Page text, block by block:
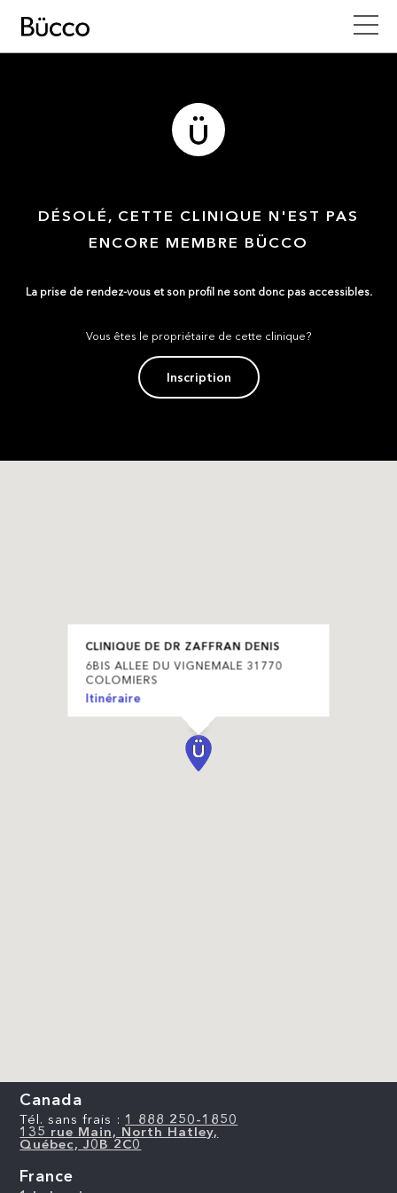
DÉSOLÉ, CETTE CLINIQUE N'EST PAS
ENCORE MEMBRE BÜCCO
La prise de rendez-vous et son profil ne sont donc pas accessibles.
Vous êtes le propriétaire de cette clinique?
Inscription
CLINIQUE DE DR ZAFFRAN DENIS
6BIS ALLEE DU VIGNEMALE 31770
COLOMIERS
Itinéraire
Canada
Tél. sans frais : 1 888 250-1850
135 rue Main, North Hatley,
Québec, J0B 2C0
France